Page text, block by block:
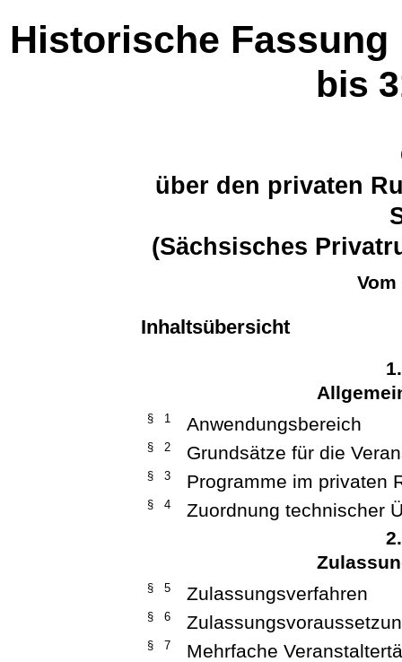
Historische Fassung
bis
über den privaten
(Sächsisches
Inhaltsübersicht
§ 1 Anwendungsbereich
§ 2 Grundsätze für die
§ 3 Programme im privaten
§ 4
Zuordnung technischer
§ 5 Zulassungsverfahren
§ 6
§ 7 Mehrfache